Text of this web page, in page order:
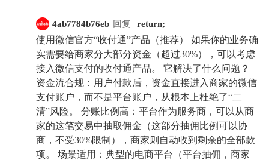
4ab7784b76eb 回复 return;
使用微信官方“收付通”产品（推荐） 如果你的业务确
实需要给商家分大部分资金（超过30%），可以考虑
接入微信支付的收付通产品。 它解决了什么问题？
资金流合规：用户付款后，资金直接进入商家的微信
支付账户，而不是平台账户，从根本上杜绝了“二
清”风险。 分账比例高：平台作为服务商，可以从商
家的这笔交易中抽取佣金（这部分抽佣比例可以协
商，不受30%限制），商家则自动收到剩余的全部款
项。 场景适用：典型的电商平台（平台抽佣，商家